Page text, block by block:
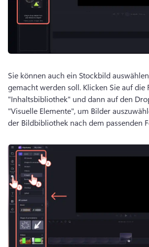
Sie können auch ein Stockbild
gemacht werden soll. Klicken Sie auf die
"Inhaltsbibliothek" und dann auf den
"Visuelle Elemente", um Bilder
der Bildbibliothek nach dem passenden